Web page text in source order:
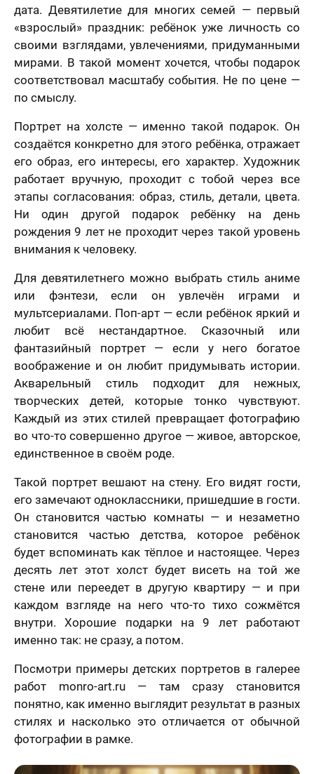
дата. Девятилетие для многих семей — первый
«взрослый» праздник: ребёнок уже личность со
своими взглядами, увлечениями, придуманными
мирами. В такой момент хочется, чтобы подарок
соответствовал масштабу события. Не по цене —
по смыслу.
Портрет на холсте — именно такой подарок. Он
создаётся конкретно для этого ребёнка, отражает
его образ, его интересы, его характер. Художник
работает вручную, проходит с тобой через все
этапы согласования: образ, стиль, детали, цвета.
Ни один другой подарок ребёнку на день
рождения 9 лет не проходит через такой уровень
внимания к человеку.
Для девятилетнего можно выбрать стиль аниме
или фэнтези, если он увлечён играми и
мультсериалами. Поп-арт — если ребёнок яркий и
любит всё нестандартное. Сказочный или
фантазийный портрет — если у него богатое
воображение и он любит придумывать истории.
Акварельный стиль подходит для нежных,
творческих детей, которые тонко чувствуют.
Каждый из этих стилей превращает фотографию
во что-то совершенно другое — живое, авторское,
единственное в своём роде.
Такой портрет вешают на стену. Его видят гости,
его замечают одноклассники, пришедшие в гости.
Он становится частью комнаты — и незаметно
становится частью детства, которое ребёнок
будет вспоминать как тёплое и настоящее. Через
десять лет этот холст будет висеть на той же
стене или переедет в другую квартиру — и при
каждом взгляде на него что-то тихо сожмётся
внутри. Хорошие подарки на 9 лет работают
именно так: не сразу, а потом.
Посмотри примеры детских портретов в галерее
работ monro-art.ru — там сразу становится
понятно, как именно выглядит результат в разных
стилях и насколько это отличается от обычной
фотографии в рамке.